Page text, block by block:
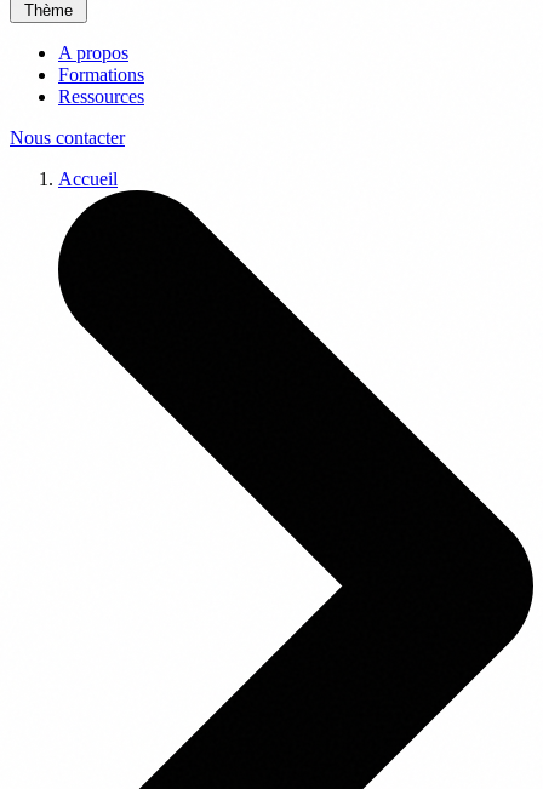
Thème
A propos
Formations
Ressources
Nous contacter
Accueil